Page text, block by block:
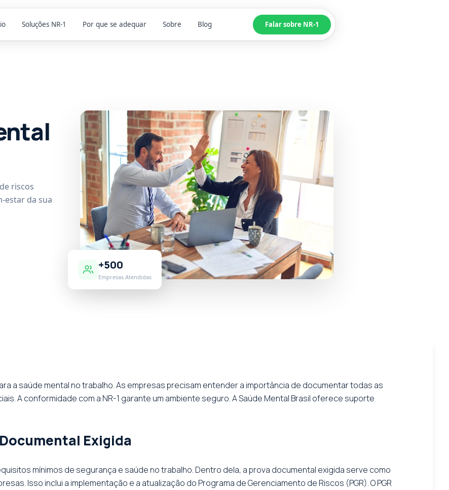
Soluções NR-1 Por que se adequar Sobre Blog Falar sobre NR-1
riscos
estar da sua
+500
Empresas Atendidas
a saúde mental no trabalho. As empresas precisam entender a importância de documentar todas as
A conformidade com a NR-1 garante um ambiente seguro. A Saúde Mental Brasil oferece suporte
Exigida
mínimos de segurança e saúde no trabalho. Dentro dela, a prova documental exigida serve como
Isso inclui a implementação e a atualização do Programa de Gerenciamento de Riscos (PGR). O PGR